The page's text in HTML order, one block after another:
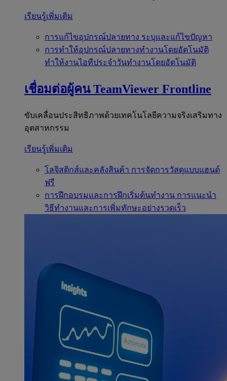
เรียนรู้เพิ่มเติม
การแก้ไขอุปกรณ์ปลายทาง ระบุและแก้ไขปัญหา
การทำให้อุปกรณ์ปลายทางทำงานโดยอัตโนมัติ
ทำให้งานไอทีประจำวันทำงานโดยอัตโนมัติ
เชื่อมต่อผู้คน TeamViewer Frontline
ขับเคลื่อนประสิทธิภาพด้วยเทคโนโลยีความจริงเสริมทาง
อุตสาหกรรม
เรียนรู้เพิ่มเติม
โลจิสติกส์และคลังสินค้า การจัดการวัสดุแบบแฮนด์
ฟรี
การฝึกอบรมและการฝึกเริ่มต้นทำงาน การแนะนำ
วิธีทำงานและการเพิ่มทักษะอย่างรวดเร็ว